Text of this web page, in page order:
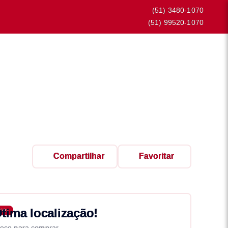
(51) 3480-1070
(51) 99520-1070
Compartilhar Favoritar
localização!